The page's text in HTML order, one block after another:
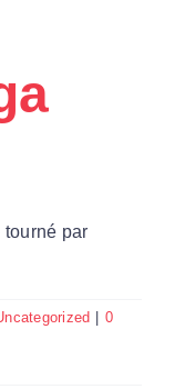
tourné par
0